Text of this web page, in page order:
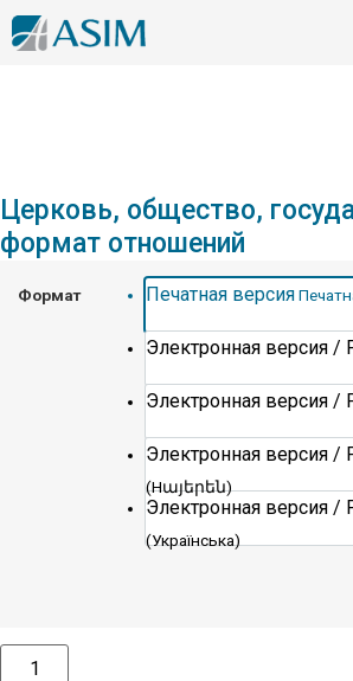
Церковь, общество,
формат отношений
Формат Печатная версия
Электронная версия /
Электронная версия /
Электронная версия /
(Hայերեն)
Электронная версия /
(Українська)